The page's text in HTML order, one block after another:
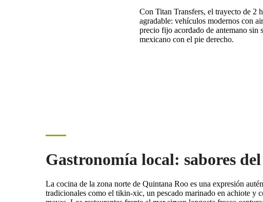
Con Titan Transfers, el trayecto de 2
agradable: vehículos modernos con
precio fijo acordado de antemano sin
mexicano con el pie derecho.
Gastronomía local: sabores
La cocina de la zona norte de Quintana Roo es una expresión
tradicionales como el tikin-xic, un pescado marinado en achiote y